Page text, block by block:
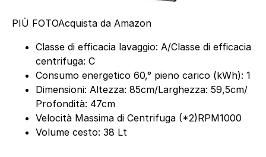
PIÙ FOTOAcquista da Amazon
Classe di efficacia lavaggio: A/Classe di efficacia
centrifuga: C
Consumo energetico 60‚° pieno carico (kWh): 1
Dimensioni: Altezza: 85cm/Larghezza: 59,5cm/
Profondità: 47cm
Velocità Massima di Centrifuga (*2)RPM1000
Volume cesto: 38 Lt